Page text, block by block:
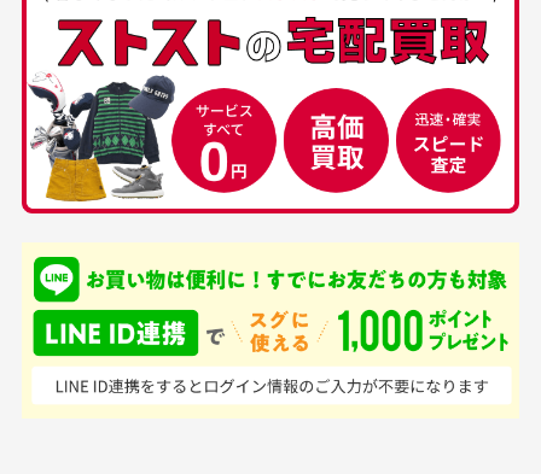
30代男性
中古ゴルフウェアの
品揃えがすごい
て、ここまでゴルフブラ
ンドの取り扱いがあるの
はすごい。 毎日たくさ
んの商品がアップされて
いるので新作チェックす
50代男性
安心して中古ウェア
を買えるお店です
品ですが綺麗に梱包され
ており商品を大切にして
いる感が伝わってきまし
た 「フロント部分に汚
れあり」と記載ありまし
下さい。
お気に入り機能をご利用下さい。
経年劣化について
当店では商品の管理には細心の注意を払っておりま
すが、経年により素材の劣化やパーツの強度低下が
生じている場合がございます。
銀行振込（前払い）
入金確認後商品発送となります。
※土曜、日曜、祝日は入金確認及び発送業務は致しておりま
せん。
尚、お振込み手数料はお客様ご負担となります。入金確認後
商品発送となります。
ご注文頂いてから7日以内をお振込み期限とさせ
申し込まれた商品と届いた商品が異なっている場合
商品説明に記載されていない汚れやダメージがある商品
の場合